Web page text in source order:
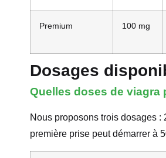
Premium 100 mg
Dosages
Quelles doses de viagra
Nous proposons trois dosages :
première prise peut démarrer à